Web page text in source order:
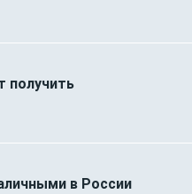
получить
в России